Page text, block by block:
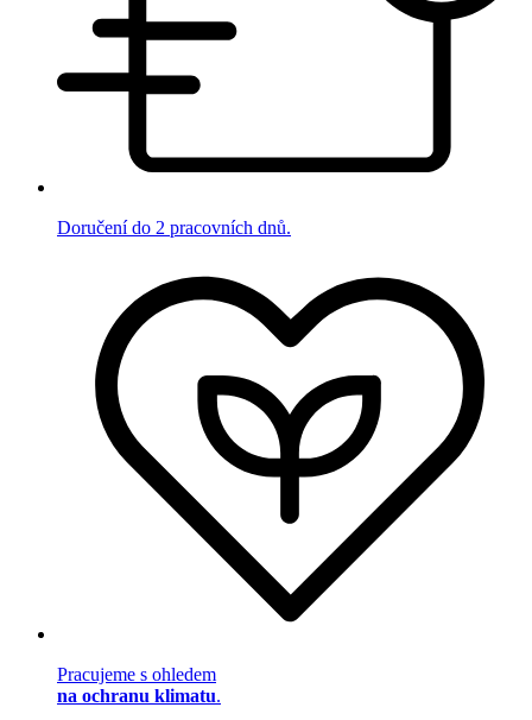
Doručení do 2 pracovních dnů.
Pracujeme s ohledem
na ochranu klimatu.